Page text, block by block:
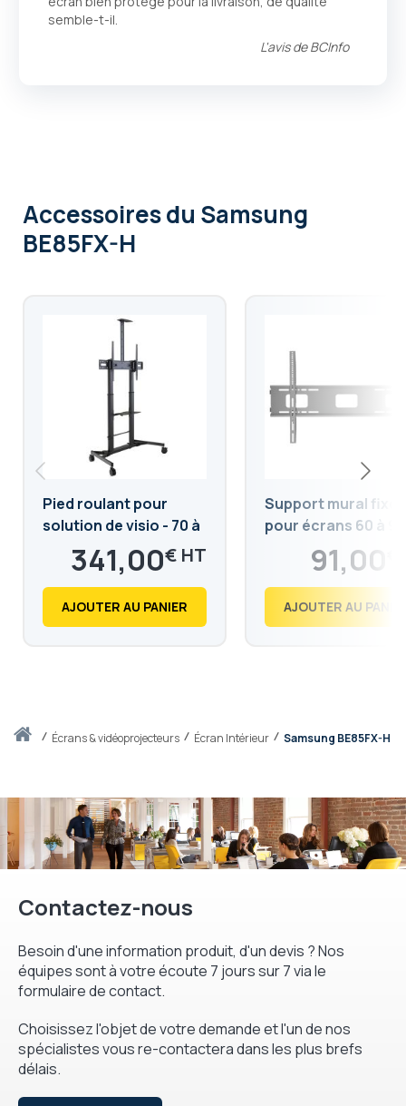
Accueilécrans & vidéoprojecteurs Écran Intérieur Samsung BE85FX-H
semble-t-il.
L'avis deBCInfo
Accessoiresdu Samsung
BE85FX-H
Pied roulant pour
solution de visio - 70 à
100 pouces
341,00€
409,20
AJOUTER AU PANIER
Support mural fixe
pour écrans 60 à 98
pouces91,00
109,20
AJOUTER AU
Contactez-nous
Besoin d'une information produit, d'un devis ? Nos
équipes sont à votre écoute 7 jours sur 7 via le
formulaire de contact.
Choisissez l'objet de votre demande et l'un de nos
spécialistes vous re-contactera dans les plus brefs
délais.